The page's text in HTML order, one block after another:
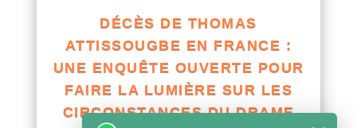
DÉCÈS DE THOMAS
ATTISSOUGBE EN FRANCE :
UNE ENQUÊTE OUVERTE POUR
FAIRE LA LUMIÈRE SUR LES
CIRCONSTANCES DU DRAME